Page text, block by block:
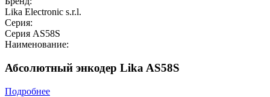
Lika Electronic s.r.l.
Серия:
Серия AS58S
Наименование:
Абсолютный энкодер Lika AS58S
Подробнее